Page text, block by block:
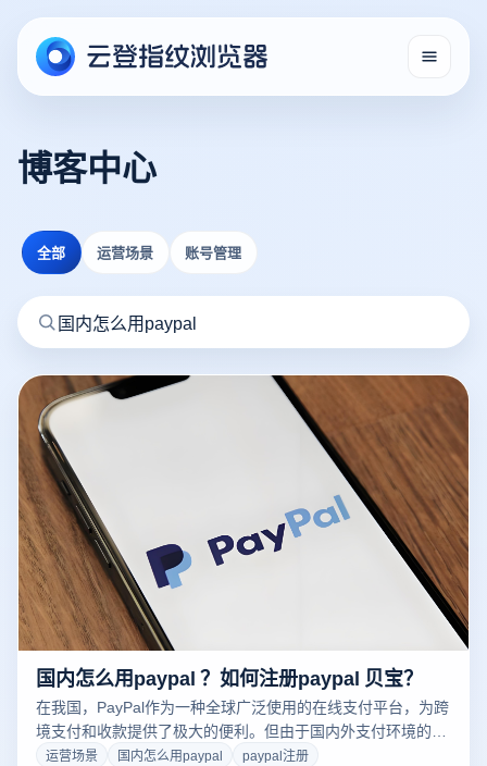
博客中心
全部 运营场景 账号管理
国内怎么用paypal ？如何注册paypal 贝宝？
在我国，PayPal作为一种全球广泛使用的在线支付平台，为跨
境支付和收款提供了极大的便利。但由于国内外支付环境的差
异，PayPal的注册和使用流程也具有一定的特殊性。
运营场景 国内怎么用paypal
paypal注册